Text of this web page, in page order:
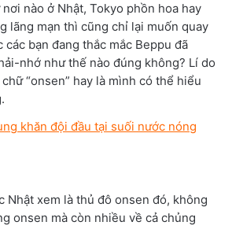
nào ở Nhật, Tokyo phồn hoa hay
lãng mạn thì cũng chỉ lại muốn quay
các bạn đang thắc mắc Beppu đã
nhớ như thế nào đúng không? Lí do
“onsen” hay là mình có thể hiểu
khăn đội đầu tại suối nước nóng
Nhật xem là thủ đô onsen đó, không
onsen mà còn nhiều về cả chủng